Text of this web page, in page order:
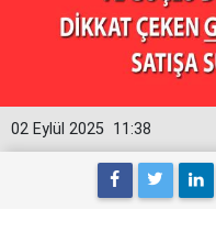
11:38
02 Eylül 2025